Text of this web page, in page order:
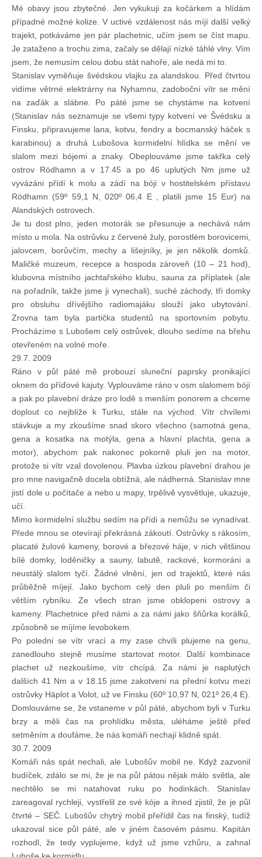
Kvízy
O lodích a plavbách
Technika lodí
Přednášky
O plavbách českých jachtařů
Převzaté články ze zahraničí
Ostatní články
Plavební oblasti
Fotogalerie
Knihovna
Knihovna
Knihy k prodeji
Kontakt
Bazar
Mé inzeráty
Mé obavy jsou zbytečné. Jen vykukuji za kočárkem a hlídám
případné možné kolize. V uctivé vzdálenost nás míjí další velký
trajekt, potkáváme jen pár plachetnic, učím jsem se číst mapu.
Je zataženo a trochu zima, začaly se dělají nízké táhlé vlny. Vím
jsem, že nemusím celou dobu stát nahoře, ale nedá mi to.
Stanislav vyměňuje švédskou vlajku za alandskou. Před čtvrtou
vidíme větrné elektrárny na Nyhamnu, zadoboční vítr se mění
na zaďák a slábne. Po páté jsme se chystáme na kotvení
(Stanislav nás seznamuje se všemi typy kotvení ve Švédsku a
Finsku, připravujeme lana, kotvu, fendry a bocmanský háček s
karabinou) a druhá Lubošova kormidelní hlídka se mění ve
slalom mezi bójemi a znaky. Obeplouváme jsme takřka celý
ostrov Rödhamn a v 17.45 a po 46 uplutých Nm jsme už
vyvázáni přídí k molu a zádí na bóji v hostitelském přístavu
Rödhamn (59º 59,1 N, 020º 06,4 E , platili jsme 15 Eur) na
Alandských ostrovech.
Je tu dost plno, jeden motorák se přesunuje a nechává nám
místo u mola. Na ostrůvku z červené žuly, porostlém borovicemi,
jalovcem, borůvčím, mechy a lišejníky, je jen několik domků.
Maličké muzeum, recepce a hospoda zároveň (10 – 21 hod),
klubovna místního jachtařského klubu, sauna za příplatek (ale
na pořadník, takže jsme ji vynechali), suché záchody, tři domky
pro obsluhu dřívějšího radiomajáku slouží jako ubytování.
Zrovna tam byla partička studentů na sportovním pobytu.
Procházíme s Lubošem celý ostrůvek, dlouho sedíme na břehu
otevřeném na volné moře.
29.7. 2009
Ráno v půl páté mě probouzí sluneční paprsky pronikající
oknem do příďové kajuty. Vyplouváme ráno v osm slalomem bójí
a pak po plavební dráze pro lodě s menším ponorem a chceme
doplout co nejblíže k Turku, stále na východ. Vítr chvílemi
stávkuje a my zkoušíme snad skoro všechno (samotná gena,
gena a kosatka na motýla, gena a hlavní plachta, gena a
motor), abychom pak nakonec pokorně pluli jen na motor,
protože si vítr vzal dovolenou. Plavba úzkou plavební drahou je
pro mne navigačně docela obtížná, ale nádherná. Stanislav mne
jistí dole u počítače a nebo u mapy, trpělivě vysvětluje, ukazuje,
učí.
Mimo kormidelní službu sedím na přídi a nemůžu se vynadívat.
Přede mnou se otevírají překrásná zákoutí. Ostrůvky s rákosím,
placaté žulové kameny, borové a březové háje, v nich většinou
bílé domky, loděničky a sauny, labutě, rackové, kormoráni a
neustálý slalom tyčí. Žádné vlnění, jen od trajektů, které nás
průběžně míjejí. Jako bychom celý den pluli po menším či
větším rybníku. Ze všech stran jsme obklopeni ostrovy a
kameny. Plachetnice před námi a za námi jako šňůrka korálků,
způsobně se míjíme levobokem.
Po poledni se vítr vrací a my zase chvíli plujeme na genu,
zanedlouho stejně musíme startovat motor. Další kombinace
plachet už nezkoušíme, vítr chcípá. Za námi je naplutých
dalších 41 Nm a v 18.15 jsme zakotveni na přední kotvu mezi
ostrůvky Häplot a Volot, už ve Finsku (60º 10,97 N, 021º 26,4 E).
Domlouváme se, že vstaneme v půl páté, abychom byli v Turku
brzy a měli čas na prohlídku města, uléháme ještě před
setměním a doufáme, že nás komáři nechají klidně spát.
30.7. 2009
Komáři nás spát nechali, ale Lubošův mobil ne. Když zazvonil
budíček, zdálo se mi, že je na půl pátou nějak málo světla, ale
nechtělo se mi natahovat ruku po hodinkách. Stanislav
zareagoval rychleji, vystřelil ze své kóje a ihned zjistil, že je půl
čtvrté – SEČ. Lubošův chytrý mobil přeřídil čas na finský, tudíž
ukazoval sice půl páté, ale v jiném časovém pásmu. Kapitán
rozhodl, že tedy vyplujeme, když už jsme vzhůru, a zahnal